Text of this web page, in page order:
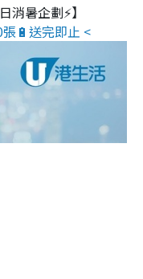
消暑企劃⚡】
🔋送完即止 <